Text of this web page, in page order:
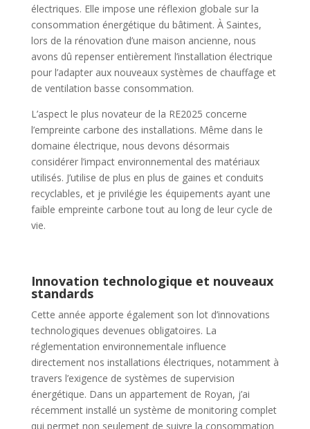
électriques. Elle impose une réflexion globale sur la
consommation énergétique du bâtiment. À Saintes,
lors de la rénovation d’une maison ancienne, nous
avons dû repenser entièrement l’installation électrique
pour l’adapter aux nouveaux systèmes de chauffage et
de ventilation basse consommation.
L’aspect le plus novateur de la RE2025 concerne
l’empreinte carbone des installations. Même dans le
domaine électrique, nous devons désormais
considérer l’impact environnemental des matériaux
utilisés. J’utilise de plus en plus de gaines et conduits
recyclables, et je privilégie les équipements ayant une
faible empreinte carbone tout au long de leur cycle de
vie.
Innovation technologique et nouveaux
standards
Cette année apporte également son lot d’innovations
technologiques devenues obligatoires. La
réglementation environnementale influence
directement nos installations électriques, notamment à
travers l’exigence de systèmes de supervision
énergétique. Dans un appartement de Royan, j’ai
récemment installé un système de monitoring complet
qui permet non seulement de suivre la consommation